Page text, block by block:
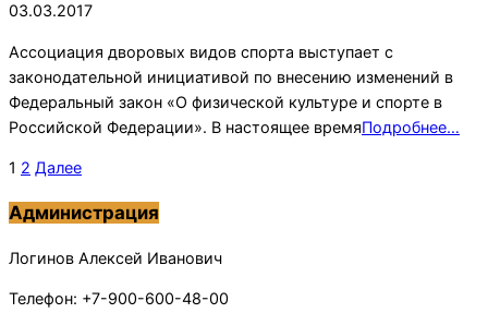
03.03.2017
Ассоциация дворовых видов спорта выступает с
законодательной инициативой по внесению изменений в
Федеральный закон «О физической культуре и спорте в
Российской Федерации». В настоящее времяПодробнее…
Пагинация
записей
1 2 Далее
Администрация
Логинов Алексей Иванович
Телефон: +7-900-600-48-00